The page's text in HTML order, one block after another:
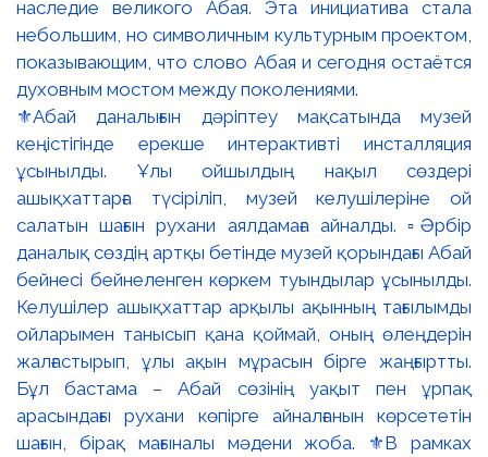
⚜️Абай даналығын дәріптеу мақсатында музей
кеңістігінде ерекше интерактивті инсталляция
ұсынылды. Ұлы ойшылдың нақыл сөздері
ашықхаттарға түсіріліп, музей келушілеріне ой
салатын шағын рухани аялдамаға айналды. ▫️Әрбір
даналық сөздің артқы бетінде музей қорындағы Абай
бейнесі бейнеленген көркем туындылар ұсынылды.
Келушілер ашықхаттар арқылы ақынның тағылымды
ойларымен танысып қана қоймай, оның өлеңдерін
жалғастырып, ұлы ақын мұрасын бірге жаңғыртты.
Бұл бастама – Абай сөзінің уақыт пен ұрпақ
арасындағы рухани көпірге айналғанын көрсететін
шағын, бірақ мағыналы мәдени жоба. ⚜️В рамках